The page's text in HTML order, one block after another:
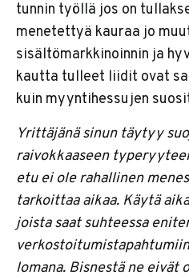
tunnin työllä jos on
menetettyä kauraa jo
sisältömarkkinoinnin ja
kautta tulleet liidit ovat
kuin myyntihessujen
Yrittäjänä sinun täytyy
raivokkaaseen
etu ei ole rahallinen
tarkoittaa aikaa. Käytä
joista saat suhteessa
lomana. Bisnestä ne eivät